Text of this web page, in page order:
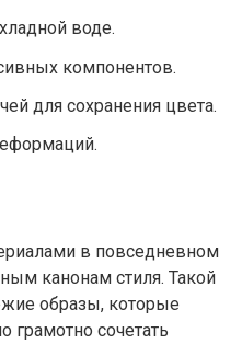
воде.
компонентов.
для сохранения цвета.
в повседневном
канонам стиля. Такой
образы, которые
грамотно сочетать